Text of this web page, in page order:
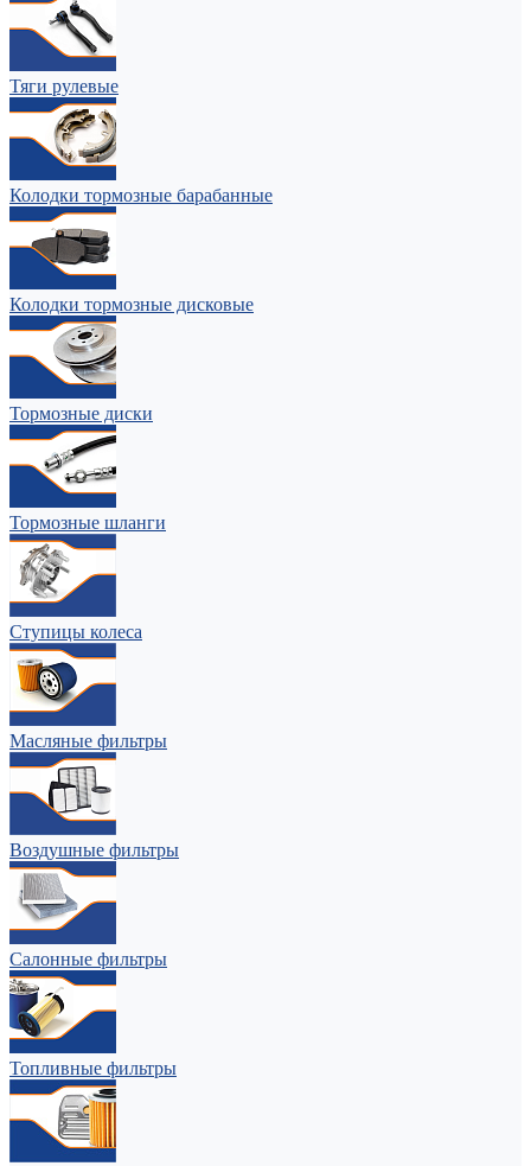
Тяги рулевые
Колодки тормозные барабанные
Колодки тормозные дисковые
Тормозные диски
Тормозные шланги
Ступицы колеса
Масляные фильтры
Воздушные фильтры
Салонные фильтры
Топливные фильтры